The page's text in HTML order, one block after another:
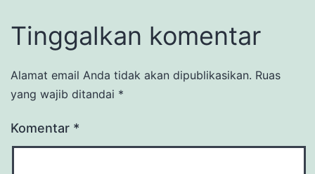
Tinggalkan komentar
Alamat email Anda tidak akan dipublikasikan. Ruas
yang wajib ditandai *
Komentar *